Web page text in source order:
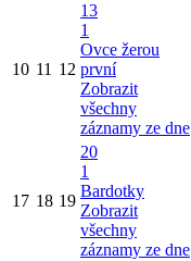
10 11 12
13
1
Ovce žerou
první
Zobrazit
všechny
záznamy ze dne
17 18 19
20
1
Bardotky
Zobrazit
všechny
záznamy ze dne